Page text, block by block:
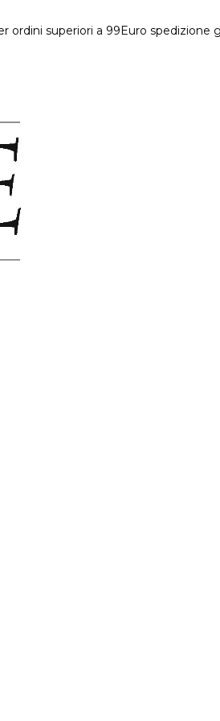
ordini superiori a 99Euro spedizione